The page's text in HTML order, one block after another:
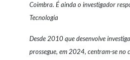
Coimbra. É ainda o investigador
Tecnologia
Desde 2010 que desenvolve
prossegue, em 2024, centram-se